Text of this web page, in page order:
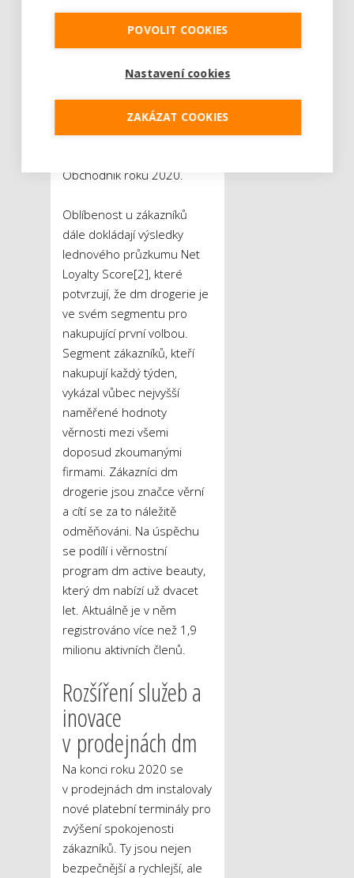
společností zůstává zpětná
vazba od spotřebitelů. I
zákaznicky nejoblíbenějším
Obchodník s drogerií
a parfumerií prestižního
Obchodník roku 2020.
Oblíbenost u zákazníků
dále dokládají výsledky
lednového průzkumu Net
Loyalty Score[2], které
potvrzují, že dm drogerie je
ve svém segmentu pro
nakupující první volbou.
Segment zákazníků, kteří
nakupují každý týden,
vykázal vůbec nejvyšší
naměřené hodnoty
věrnosti mezi všemi
doposud zkoumanými
firmami. Zákazníci dm
drogerie jsou značce věrní
a cítí se za to náležitě
odměňováni. Na úspěchu
se podílí i věrnostní
program dm active beauty,
který dm nabízí už dvacet
let. Aktuálně je v něm
registrováno více než 1,9
milionu aktivních členů.
Rozšíření služeb a
inovace
v prodejnách dm
Na konci roku 2020 se
v prodejnách dm instalovaly
nové platební terminály pro
zvýšení spokojenosti
zákazníků. Ty jsou nejen
bezpečnější a rychlejší, ale
POVOLIT COOKIES
Nastavení cookies
ZAKÁZAT COOKIES